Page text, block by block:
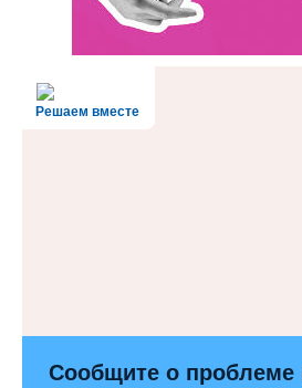
Решаем вместе
Сообщите о проблеме